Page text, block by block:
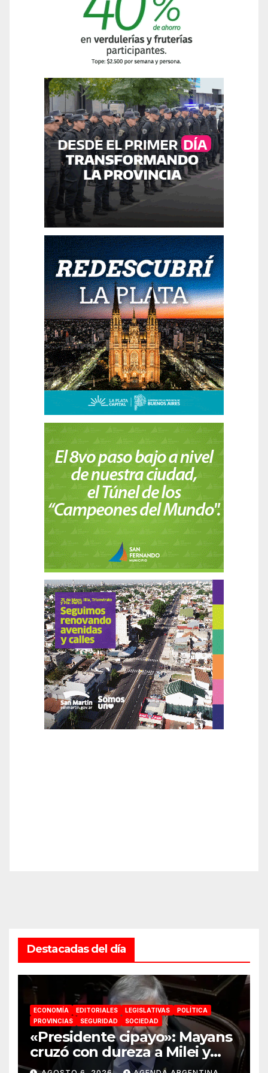
Destacadas del día
ECONOMÍA EDITORIALES LEGISLATIVAS
POLÍTICA
PROVINCIAS
SEGURIDAD SOCIEDAD
«Presidente cipayo»: Mayans
cruzó con dureza a Milei y
advirtió sobre un juicio